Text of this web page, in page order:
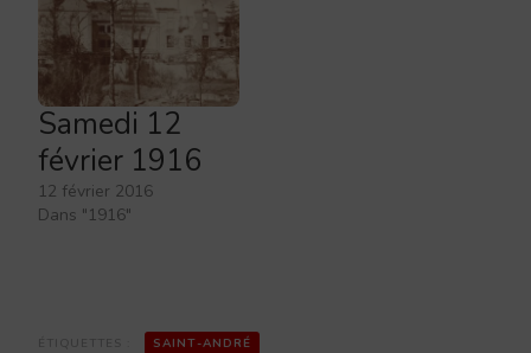
Samedi 12
février 1916
12 février 2016
Dans "1916"
SAINT-ANDRÉ